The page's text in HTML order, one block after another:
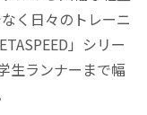
く日々のトレーニ
」シリー
生ランナーまで幅